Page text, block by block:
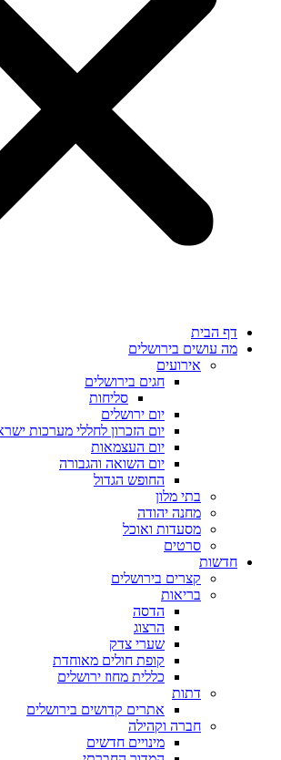
דף הבית
מה עושים בירושלים
אירועים
חגים בירושלים
סליחות
יום ירושלים
יום הזכרון לחללי מערכות
יום העצמאות
יום השואה והגבורה
החופש הגדול
בתי מלון
מחנה יהודה
מסעדות ואוכל
סרטים
חדשות
קצרים בירושלים
בריאות
הדסה
הרצוג
שערי צדק
קופת חולים מאוחדת
כללית מחוז ירושלים
דתות
אתרים קדושים בירושלים
חברה וקהילה
מינויים חדשים